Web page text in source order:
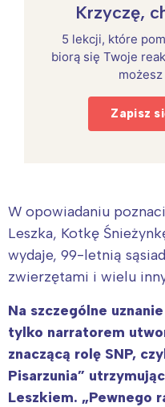
Krzyczę,
5 lekcji, które
biorą się Twoje
Zapisz
W opowiadaniu
Leszka, Kotkę
wydaje, 99-letnią
zwierzętami i wielu
Na szczególne
tylko narratorem
znaczącą rolę SNP,
Pisarzunia”
Leszkiem. „Pewnego